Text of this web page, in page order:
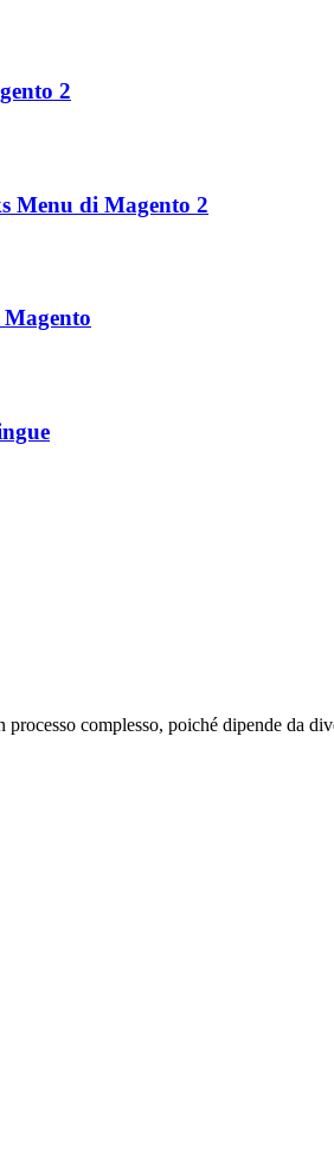
2
Menu di Magento 2
processo complesso, poiché dipende